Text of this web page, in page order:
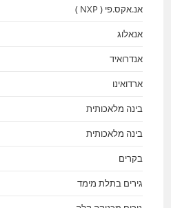
אנ.אקס.פי ( NXP )
אנאלוג
אנדרואיד
ארדואינו
בינה מלאכותית
בינה מלאכותית
בקרים
גירים בתלת מימד